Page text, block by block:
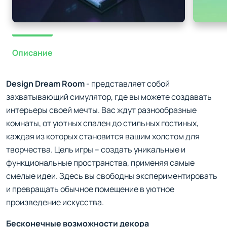
Описание
Design Dream Room- представляет собой
захватывающий симулятор, где вы можете создавать
интерьеры своей мечты. Вас ждут разнообразные
комнаты, от уютных спален до стильных гостиных,
каждая из которых становится вашим холстом для
творчества. Цель игры – создать уникальные и
функциональные пространства, применяя самые
смелые идеи. Здесь вы свободны экспериментировать
и превращать обычное помещение в уютное
произведение искусства.
Бесконечные возможности декора